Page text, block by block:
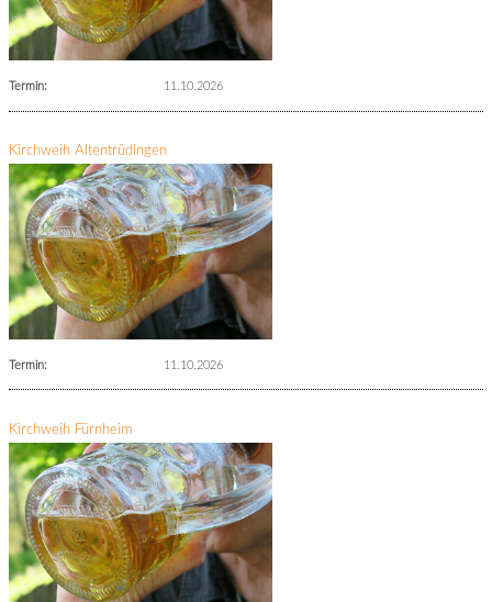
Termin: 11.10.2026
Kirchweih Altentrüdingen
Termin: 11.10.2026
Kirchweih Fürnheim